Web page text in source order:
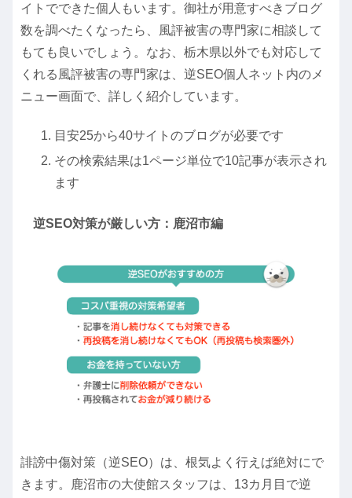
イトでできた個人もいます。御社が用意すべきブログ
数を調べたくなったら、風評被害の専門家に相談して
もても良いでしょう。なお、栃木県以外でも対応して
くれる風評被害の専門家は、逆SEO個人ネット内のメ
ニュー画面で、詳しく紹介しています。
目安25から40サイトのブログが必要です
その検索結果は1ページ単位で10記事が表示され
ます
逆SEO対策が厳しい方：鹿沼市編
誹謗中傷対策（逆SEO）は、根気よく行えば絶対にで
きます。鹿沼市の大使館スタッフは、13カ月目で逆